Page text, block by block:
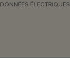
DONNÉES ÉLECTRIQUES